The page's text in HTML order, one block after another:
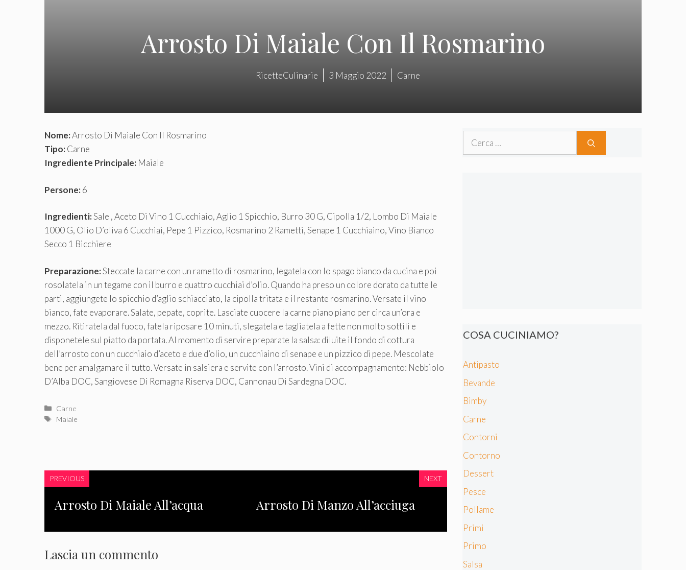
Arrosto Di Maiale Con Il Rosmarino
RicetteCulinarie 3 Maggio 2022 Carne
Nome:Arrosto Di Maiale Con Il Rosmarino
Tipo:Carne
Ingrediente Principale: Maiale
Persone:6
Ingredienti:Sale , Aceto Di Vino 1 Cucchiaio, Aglio 1 Spicchio, Burro 30 G, Cipolla 1/2, Lombo Di Maiale
1000 G, Olio D’oliva 6 Cucchiai, Pepe 1 Pizzico, Rosmarino 2 Rametti, Senape 1 Cucchiaino, Vino Bianco
Secco 1 Bicchiere
Preparazione:Steccate la carne con un rametto di rosmarino, legatela con lo spago bianco da cucina e poi
rosolatela in un tegame con il burro e quattro cucchiai d’olio. Quando ha preso un colore dorato da tutte le
parti, aggiungete lo spicchio d’aglio schiacciato, la cipolla tritata e il restante rosmarino. Versate il vino
bianco, fate evaporare. Salate, pepate, coprite. Lasciate cuocere la carne piano piano per circa un’ora e
mezzo. Ritiratela dal fuoco, fatela riposare 10 minuti, slegatela e tagliatela a fette non molto sottili e
disponetele sul piatto da portata. Al momento di servire preparate la salsa: diluite il fondo di cottura
dell’arrosto con un cucchiaio d’aceto e due d’olio, un cucchiaino di senape e un pizzico di pepe. Mescolate
bene per amalgamare il tutto. Versate in salsiera e servite con l’arrosto. Vini di accompagnamento: Nebbiolo
D’Alba DOC, Sangiovese Di Romagna Riserva DOC, Cannonau Di Sardegna DOC.
Categorie
Carne
Tag
Maiale
PREVIOUS
Arrosto Di Maiale All’acqua
NEXT
Arrosto Di Manzo All’acciuga
Lascia un commento
Ricerca
COSA CUCINIAMO?
Antipasto
Bevande
Bimby
Carne
Contorni
Contorno
Dessert
Pesce
Pollame
Primi
Primo
Salsa